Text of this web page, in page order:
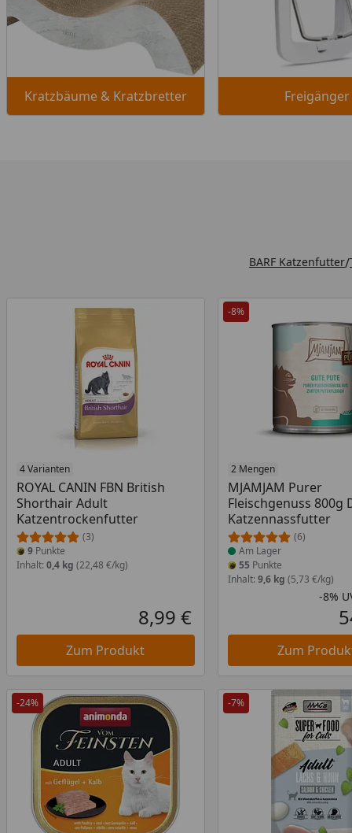
Kratzbäume & Kratzbretter Freigänger
BARF Katzenfutter/
4 Varianten
ROYAL CANIN FBN British
Shorthair Adult
Katzentrockenfutter
(3)
9 Punkte
Inhalt: 0,4 kg (22,48 €/kg)
Aktueller Preis
8,99 €
Zum Produkt
-8%
2 Mengen
MJAMJAM Purer
Fleischgenuss 800g
Katzennassfutter
(6)
Produkt am Lager
Am Lager
55 Punkte
Inhalt: 9,6 kg (5,73 €/kg)
-8%
Zum
-24% -7%